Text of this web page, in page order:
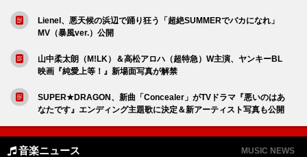
Lienel、悪天候の浜辺で踊り狂う「超絶SUMMERでバカになれ」
MV（暴風ver.）公開
山中柔太朗（M!LK）＆高松アロハ（超特急）W主演、ヤンキーBL
映画『純愛上等！』新場面写真が解禁
SUPER★DRAGON、新曲「Concealer」がTVドラマ『悪いのはあ
なたです』エンディング主題歌に決定＆新アーティスト写真も公開
音楽ニュース MUSIC NEWS